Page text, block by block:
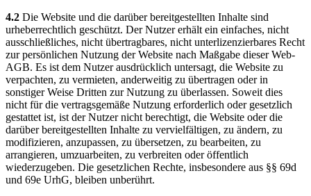
4.2 Die Website und die darüber bereitgestellten Inhalte sind
urheberrechtlich geschützt. Der Nutzer erhält ein einfaches, nicht
ausschließliches, nicht übertragbares, nicht unterlizenzierbares Recht
zur persönlichen Nutzung der Website nach Maßgabe dieser Web-
AGB. Es ist dem Nutzer ausdrücklich untersagt, die Website zu
verpachten, zu vermieten, anderweitig zu übertragen oder in
sonstiger Weise Dritten zur Nutzung zu überlassen. Soweit dies
nicht für die vertragsgemäße Nutzung erforderlich oder gesetzlich
gestattet ist, ist der Nutzer nicht berechtigt, die Website oder die
darüber bereitgestellten Inhalte zu vervielfältigen, zu ändern, zu
modifizieren, anzupassen, zu übersetzen, zu bearbeiten, zu
arrangieren, umzuarbeiten, zu verbreiten oder öffentlich
wiederzugeben. Die gesetzlichen Rechte, insbesondere aus §§ 69d
und 69e UrhG, bleiben unberührt.